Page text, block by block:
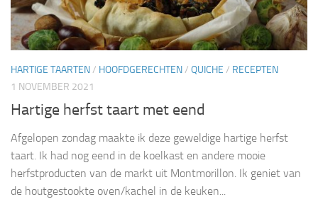
HARTIGE TAARTEN/ HOOFDGERECHTEN/ QUICHE / RECEPTEN
1 NOVEMBER 2021
Hartige herfst taart met eend
Afgelopen zondag maakte ik deze geweldige hartige herfst
taart. Ik had nog eend in de koelkast en andere mooie
herfstproducten van de markt uit Montmorillon. Ik geniet van
de houtgestookte oven/kachel in de keuken...